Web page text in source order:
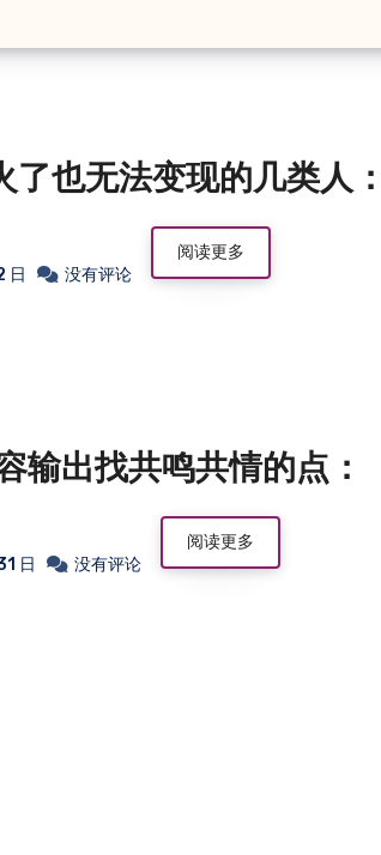
也无法变现的几类人：
日 没有评论
阅读更多
输出找共鸣共情的点：
日 没有评论
阅读更多